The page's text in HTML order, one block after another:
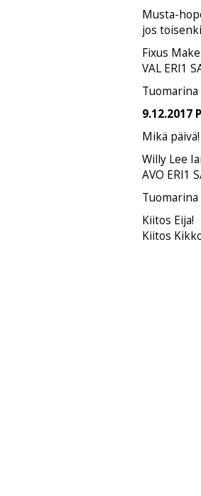
Musta-
jos
Fixus
VAL ERI1
9.12.2017
Mikä
Willy Lee
AVO ERI1
Kiitos Eija!
Kiitos